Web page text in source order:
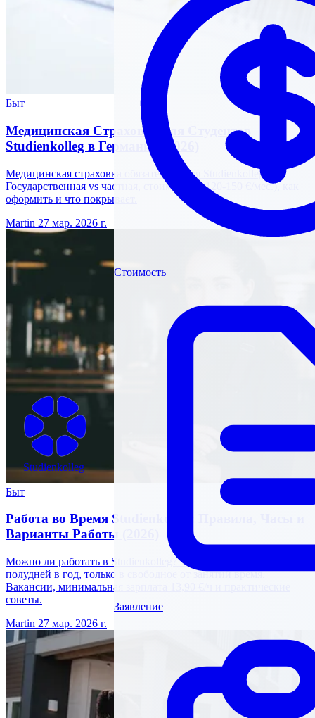
Studienkolleg
Стоимость
Заявление
Быт
Медицинская Страховка для Студентов
Studienkolleg в Германии (2026)
Медицинская страховка обязательна для Studienkolleg.
Государственная vs частная, стоимость (~120-150 €/мес.), как
оформить и что покрывает.
Martin 27 мар. 2026 г.
Быт
Работа во Время Studienkolleg: Правила, Часы и
Варианты Работы (2026)
Можно ли работать в Studienkolleg? 140 полных дней или 280
полудней в год, только в свободное от занятий время.
Вакансии, минимальная зарплата 13,90 €/ч и практические
советы.
Martin 27 мар. 2026 г.